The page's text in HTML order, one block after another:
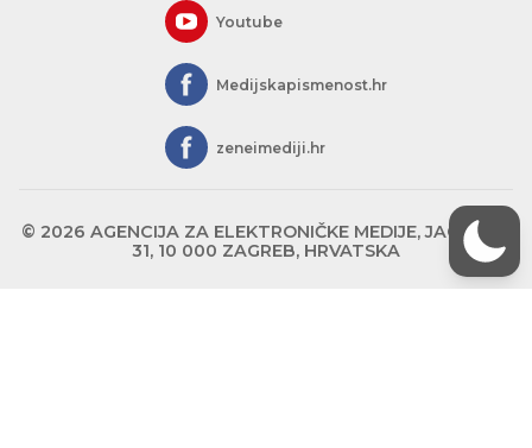
Youtube
Medijskapismenost.hr
zeneimediji.hr
© 2026 AGENCIJA ZA ELEKTRONIČKE MEDIJE, JAGIĆEVA
31, 10 000 ZAGREB, HRVATSKA